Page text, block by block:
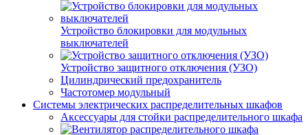
Устройство блокировки для модульных
выключателей
Устройство защитного отключения (УЗО)
Цилиндрический предохранитель
Частотомер модульный
Системы электрических распределительных шкафов
Аксессуары для стойки распределительного шкафа